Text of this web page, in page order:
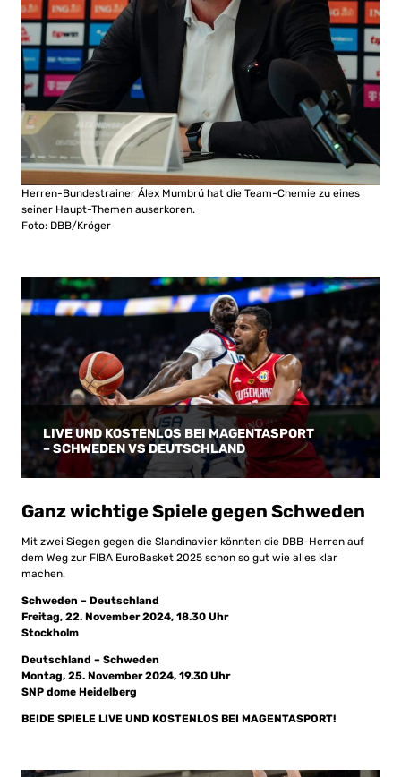
Herren-Bundestrainer Álex Mumbrú hat die Team-Chemie zu eines
seiner Haupt-Themen auserkoren.
Foto: DBB/Kröger
LIVE UND KOSTENLOS BEI MAGENTASPORT
– SCHWEDEN VS DEUTSCHLAND
Ganz wichtige Spiele gegen Schweden
Mit zwei Siegen gegen die Slandinavier könnten die DBB-Herren auf
dem Weg zur FIBA EuroBasket 2025 schon so gut wie alles klar
machen.
Schweden – Deutschland
Freitag, 22. November 2024, 18.30 Uhr
Stockholm
Deutschland – Schweden
Montag, 25. November 2024, 19.30 Uhr
SNP dome Heidelberg
BEIDE SPIELE LIVE UND KOSTENLOS BEI MAGENTASPORT!